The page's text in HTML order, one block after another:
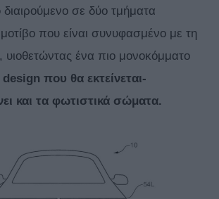
σε δύο τμήματα
που είναι συνυφασμένο με τη
υιοθετώντας ένα πιο μονοκόμματο
design που θα εκτείνεται-
και τα φωτιστικά σώματα.